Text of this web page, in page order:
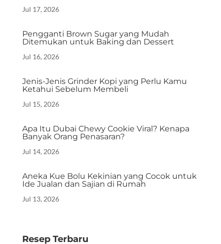
Jul 17, 2026
Pengganti Brown Sugar yang Mudah
Ditemukan untuk Baking dan Dessert
Jul 16, 2026
Jenis-Jenis Grinder Kopi yang Perlu Kamu
Ketahui Sebelum Membeli
Jul 15, 2026
Apa Itu Dubai Chewy Cookie Viral? Kenapa
Banyak Orang Penasaran?
Jul 14, 2026
Aneka Kue Bolu Kekinian yang Cocok untuk
Ide Jualan dan Sajian di Rumah
Jul 13, 2026
Resep Terbaru